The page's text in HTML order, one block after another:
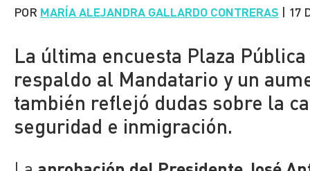
POR MARÍA ALEJANDRA GALLARDO CONTRERAS | 17
La última encuesta Plaza
respaldo al Mandatario y un
también reflejó dudas sobre la
seguridad e inmigración.